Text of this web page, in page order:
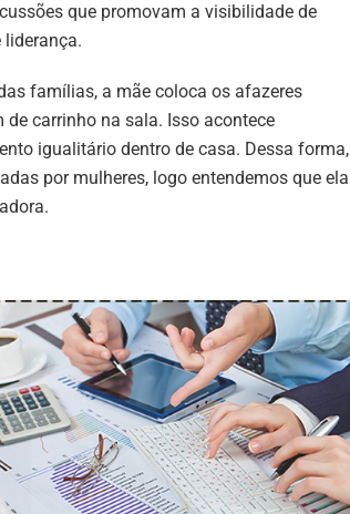
que promovam a visibilidade de
liderança.
famílias, a mãe coloca os afazeres
carrinho na sala. Isso acontece
igualitário dentro de casa. Dessa forma,
por mulheres, logo entendemos que ela